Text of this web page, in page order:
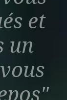
et
un